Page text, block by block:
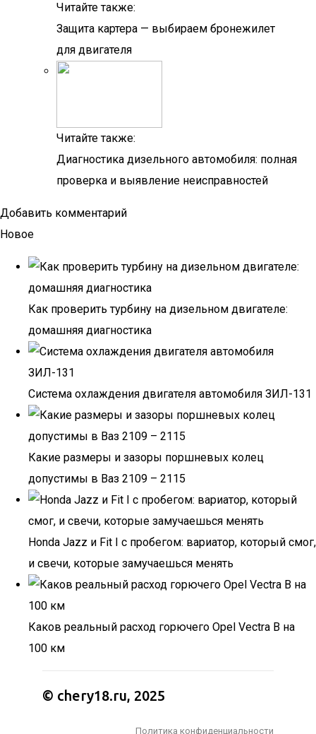
Читайте также:
Защита картера — выбираем бронежилет
для двигателя
Читайте также:
Диагностика дизельного автомобиля: полная
проверка и выявление неисправностей
Добавить комментарий
Новое
Как проверить турбину на дизельном двигателе:
домашняя диагностика
Система охлаждения двигателя автомобиля ЗИЛ-131
Какие размеры и зазоры поршневых колец
допустимы в Ваз 2109 – 2115
Honda Jazz и Fit I с пробегом: вариатор, который смог,
и свечи, которые замучаешься менять
Каков реальный расход горючего Opel Vectra B на
100 км
© chery18.ru, 2025
Политика конфиденциальности